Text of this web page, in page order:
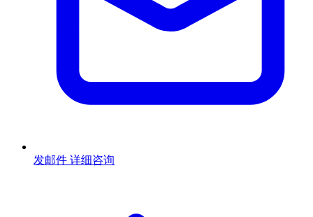
发邮件 详细咨询